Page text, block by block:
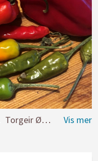
Torgeir Øverland